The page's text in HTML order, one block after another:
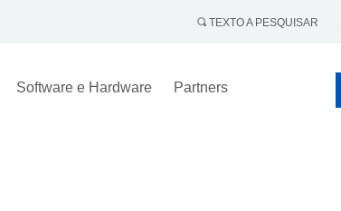
TEXTO A PESQUISAR
Software e Hardware Partners